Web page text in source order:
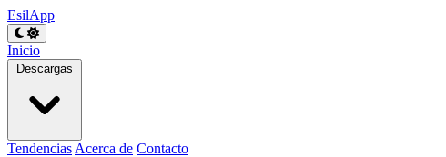
EsilApp
Inicio
Descargas
Tendencias Acerca de Contacto